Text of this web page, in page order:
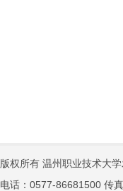
版权所有 温州职业技术大
电话：0577-86681500 传